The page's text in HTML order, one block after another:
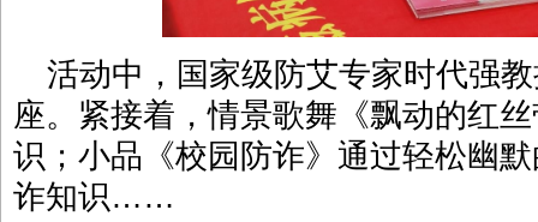
活动中，国家级防艾专家时代强
座。紧接着，情景歌舞《飘动的红
识；小品《校园防诈》通过轻松幽
诈知识……